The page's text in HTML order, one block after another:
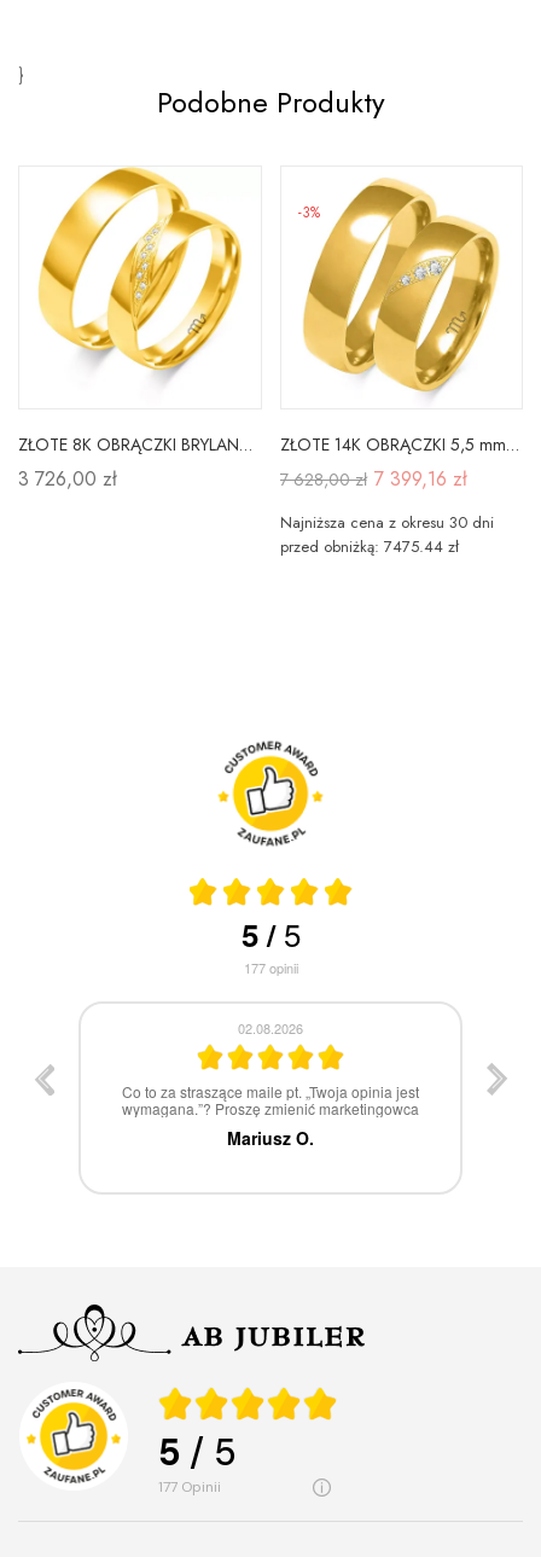
}
Podobne Produkty
ZŁOTE 8K OBRĄCZKI BRYLANT CYRKONIA SOCZEWKA GRAWER
3 726,00 zł
-3%
ZŁOTE 14K OBRĄCZKI 5,5 mm CYRKONIA SOCZEWKA O-139
7 628,00 zł 7 399,16 zł
Najniższa cena z okresu 30 dni
przed obniżką: 7475.44 zł
5/5
177opinii
30.07.2026
W 100% polecam
Marcin Z.
5 / 5
177 opinii